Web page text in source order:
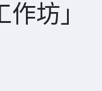
坊」